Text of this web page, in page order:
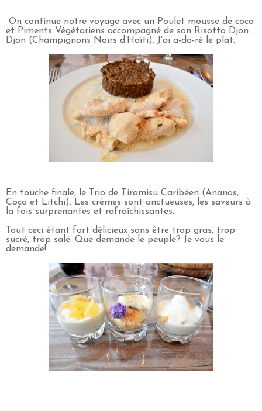
On continue notre voyage avec un Poulet mousse de coco
et Piments Végétariens accompagné de son Risotto Djon
Djon (Champignons Noirs d’Haïti). J'ai a-do-ré le plat.
En touche finale, le Trio de Tiramisu Caribéen (Ananas,
Coco et Litchi). Les crèmes sont onctueuses, les saveurs à
la fois surprenantes et rafraîchissantes.
Tout ceci étant fort délicieux sans être trop gras, trop
sucré, trop salé. Que demande le peuple? Je vous le
demande!